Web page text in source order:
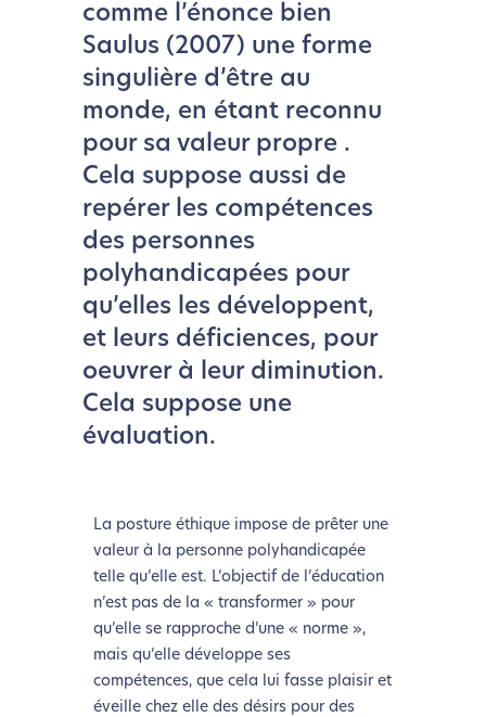
comme l’énonce bien
Saulus (2007) une forme
singulière d’être au
monde, en étant reconnu
pour sa valeur propre .
Cela suppose aussi de
repérer les compétences
des personnes
polyhandicapées pour
qu’elles les développent,
et leurs déficiences, pour
oeuvrer à leur diminution.
Cela suppose une
évaluation.
La posture éthique impose de prêter une
valeur à la personne polyhandicapée
telle qu’elle est. L’objectif de l’éducation
n’est pas de la « transformer » pour
qu’elle se rapproche d’une « norme »,
mais qu’elle développe ses
compétences, que cela lui fasse plaisir et
éveille chez elle des désirs pour des